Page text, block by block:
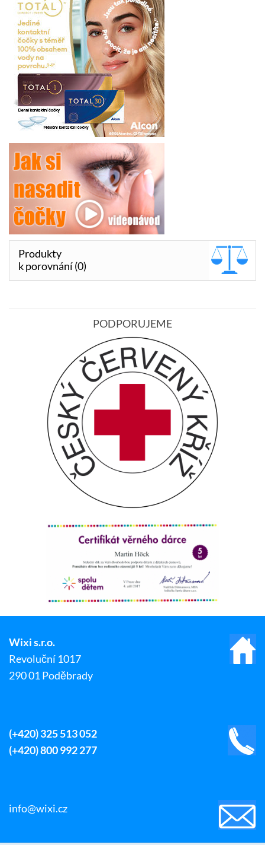
Produkty
k porovnání (0)
PODPORUJEME
Wixi s.r.o.
Revoluční 1017
290 01 Poděbrady
(+420) 325 513 052
(+420) 800 992 277
info@wixi.cz